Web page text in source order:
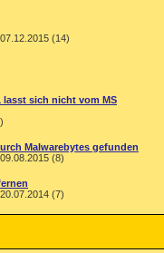
(14)
lasst sich nicht vom MS
Malwarebytes gefunden
(8)
(7)